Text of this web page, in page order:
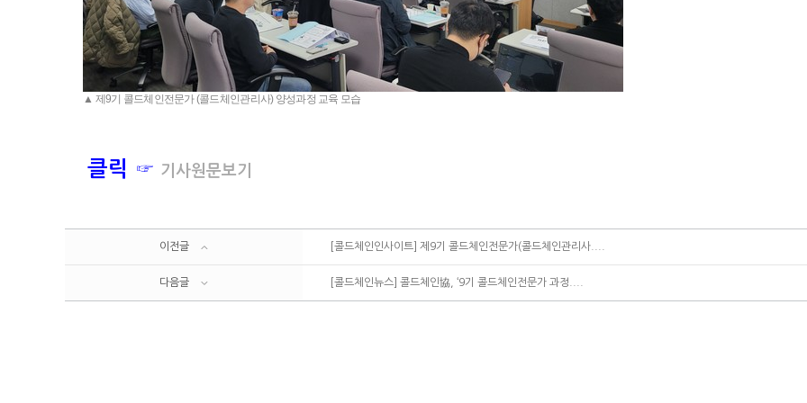
▲ 제9기 콜드체인전문가 (콜드체인관리사) 양성과정 교육 모습
클릭 ☞ 기사원문보기
이전글 [콜드체인인사이트] 제9기 콜드체인전문가(콜드체인관리사....
다음글 [콜드체인뉴스] 콜드체인協, ‘9기 콜드체인전문가 과정....